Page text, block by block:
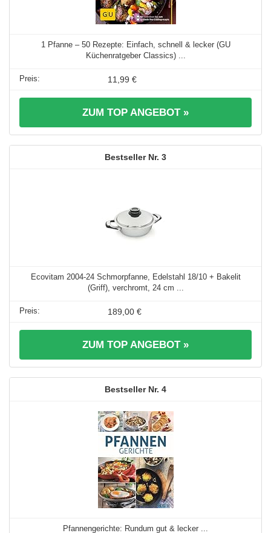
1 Pfanne – 50 Rezepte: Einfach, schnell & lecker (GU
Küchenratgeber Classics) ...
11,99 €
ZUM TOP ANGEBOT »
3
Ecovitam 2004-24 Schmorpfanne, Edelstahl 18/10 + Bakelit
(Griff), verchromt, 24 cm ...
189,00 €
ZUM TOP ANGEBOT »
4
Pfannengerichte: Rundum gut & lecker ...